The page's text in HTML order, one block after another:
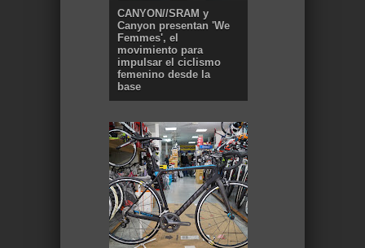
CANYON//SRAM y
Canyon presentan 'We
Femmes', el
movimiento para
impulsar el ciclismo
femenino desde la
base